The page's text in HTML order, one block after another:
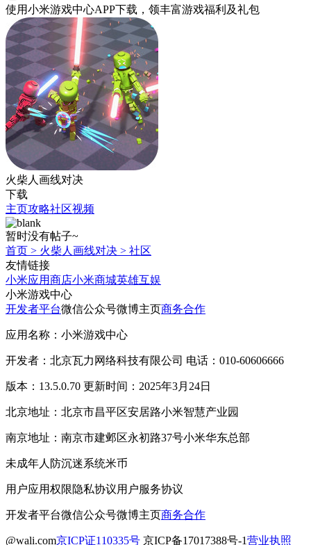
使用小米游戏中心APP下载 ，领丰富游戏福利 及礼包
火柴人画线对决
下载
主页攻略社区视频
暂时没有帖子~
首页 > 火柴人画线对决 > 社区
友情链接
小米应用商店小米商城英雄互娱
小米游戏中心
开发者平台微信公众号微博主页商务合作
应用名称：小米游戏中心
开发者：北京瓦力网络科技有限公司 电话：010-60606666
版本：13.5.0.70 更新时间：2025年3月24日
北京地址：北京市昌平区安居路小米智慧产业园
南京地址：南京市建邺区永初路37号小米华东总部
未成年人防沉迷系统米币
用户应用权限隐私协议用户服务协议
开发者平台微信公众号微博主页商务合作
@wali.com京ICP证110335号 京ICP备17017388号-1营业执照